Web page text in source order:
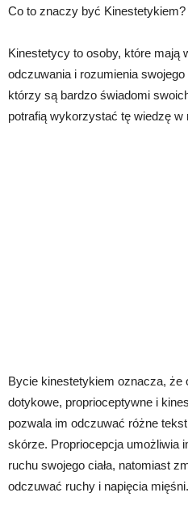
Co to znaczy być Kinestetykiem?
Kinestetycy to osoby, które mają
odczuwania i rozumienia swojego
którzy są bardzo świadomi
potrafią wykorzystać tę wiedzę
Bycie kinestetykiem oznacza, że
dotykowe, proprioceptywne i
pozwala im odczuwać różne
skórze. Propriocepcja umożliwia
ruchu swojego ciała, natomiast
odczuwać ruchy i napięcia mięśni.